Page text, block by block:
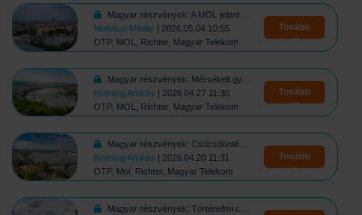
Magyar részvények: A MOL jelentésével indul a gyorsjelentési szezon
Mohácsi Mihály
| 2026.05.04 10:55
OTP, MOL, Richter, Magyar Telekom
Tovább
Magyar részvények: Mérsékelt gyengülésben a BUX
Krahling András
| 2026.04.27 11:30
OTP, MOL, Richter, Magyar Telekom
Tovább
Magyar részvények: Csúcsdöntést követően gyengülésben a BUX
Krahling András
| 2026.04.20 11:31
OTP, Mol, Richter, Magyar Telekom
Tovább
Magyar részvények: Történelmi csúcson a BUX